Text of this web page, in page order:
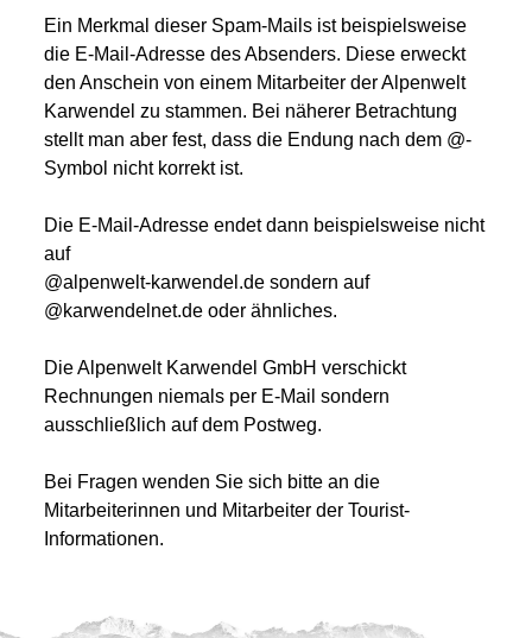
Ein Merkmal dieser Spam-Mails ist beispielsweise
die E-Mail-Adresse des Absenders. Diese erweckt
den Anschein von einem Mitarbeiter der Alpenwelt
Karwendel zu stammen. Bei näherer Betrachtung
stellt man aber fest, dass die Endung nach dem @-
Symbol nicht korrekt ist.
Die E-Mail-Adresse endet dann beispielsweise nicht
auf
@alpenwelt-karwendel.de sondern auf
@karwendelnet.de oder ähnliches.
Die Alpenwelt Karwendel GmbH verschickt
Rechnungen niemals per E-Mail sondern
ausschließlich auf dem Postweg.
Bei Fragen wenden Sie sich bitte an die
Mitarbeiterinnen und Mitarbeiter der Tourist-
Informationen.